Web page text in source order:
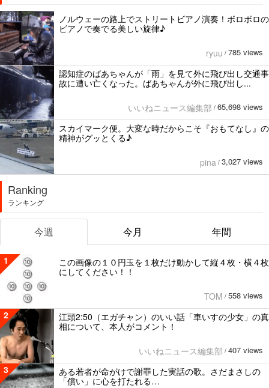
ノルウェーの路上でストリートビアノ演奏！ボロボロの
ビアノで奏でる美しい旋律♪
ryuu / 785 views
認知症のばあちゃんが「雨」を見て外に飛び出し交通事
故に遭い亡くなった。ばあちゃんが外に飛び出し...
いいねニュース編集部 / 65,698 views
スカイマーク便。大変な時だからこそ『おもてなし』の
精神がグッとくる♪
pina / 3,027 views
Ranking
ランキング
今週 今月 年間
1
この画像の１０円玉を１枚だけ動かして縦４枚・横４枚
にしてください！！
TOM / 558 views
2
江頭2:50（エガチャン）のいい話「車いすの少女」の真
相について、本人がコメント！
いいねニュース編集部 / 407 views
3
ある若者が命がけで謝罪した実話の歌。さだまさしの
「償い」に心を打たれる…